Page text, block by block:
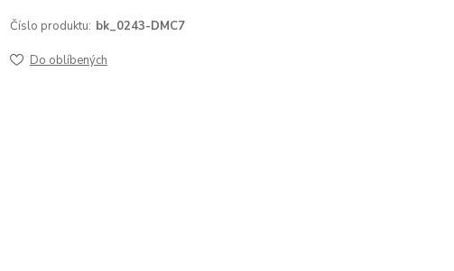
Číslo produktu: bk_0243-DMC7
Do oblíbených